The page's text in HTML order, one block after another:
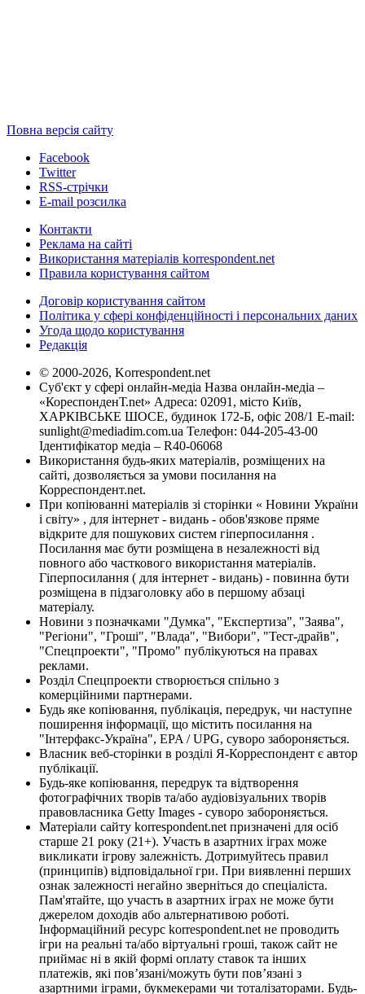
Повна версія сайту
Facebook
Twitter
RSS-стрічки
E-mail розсилка
Контакти
Реклама на сайті
Використання матеріалів korrespondent.net
Правила користування сайтом
Договір користування сайтом
Політика у сфері конфіденційності і персональних даних
Угода щодо користування
Редакція
© 2000-2026, Korrespondent.net
Суб'єкт у сфері онлайн-медіа Назва онлайн-медіа –
«КореспонденТ.net» Адреса: 02091, місто Київ,
ХАРКІВСЬКЕ ШОСЕ, будинок 172-Б, офіс 208/1 E-mail:
sunlight@mediadim.com.ua Телефон: 044-205-43-00
Ідентифікатор медіа – R40-06068
Використання будь-яких матеріалів, розміщених на
сайті, дозволяється за умови посилання на
Корреспондент.net.
При копіюванні матеріалів зі сторінки « Новини України
і світу» , для інтернет - видань - обов'язкове пряме
відкрите для пошукових систем гіперпосилання .
Посилання має бути розміщена в незалежності від
повного або часткового використання матеріалів.
Гіперпосилання ( для інтернет - видань) - повинна бути
розміщена в підзаголовку або в першому абзаці
матеріалу.
Новини з позначками "Думка", "Експертиза", "Заява",
"Регіони", "Гроші", "Влада", "Вибори", "Тест-драйв",
"Спецпроекти", "Промо" публікуються на правах
реклами.
Розділ Спецпроекти створюється спільно з
комерційними партнерами.
Будь яке копіювання, публікація, передрук, чи наступне
поширення інформації, що містить посилання на
"Інтерфакс-Україна", EPA / UPG, суворо забороняється.
Власник веб-сторінки в розділі Я-Корреспондент є автор
публікації.
Будь-яке копіювання, передрук та відтворення
фотографічних творів та/або аудіовізуальних творів
правовласника Getty Images - суворо забороняється.
Матеріали сайту korrespondent.net призначені для осіб
старше 21 року (21+). Участь в азартних іграх може
викликати ігрову залежність. Дотримуйтесь правил
(принципів) відповідальної гри. При виявленні перших
ознак залежності негайно зверніться до спеціаліста.
Пам'ятайте, що участь в азартних іграх не може бути
джерелом доходів або альтернативою роботі.
Інформаційний ресурс korrespondent.net не проводить
ігри на реальні та/або віртуальні гроші, також сайт не
приймає ні в якій формі оплату ставок та інших
платежів, які пов’язані/можуть бути пов’язані з
азартними іграми, букмекерами чи тоталізаторами. Будь-